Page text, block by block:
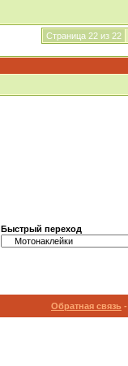
Страница 22 из 22
Быстрый переход
Обратная связь -